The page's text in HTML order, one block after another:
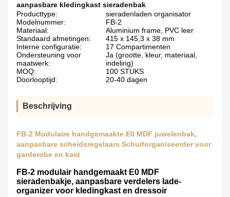
aanpasbare kledingkast sieradenbak
Producttype:
sieradenladen organisator
Modelnummer:
FB-2
Materiaal:
Aluminium frame, PVC leer
Standaard afmetingen:
415 x 145,3 x 38 mm
Interne configuratie:
17 Compartimenten
Ondersteuning voor
maatwerk:
Ja (grootte, kleur, materiaal,
indeling)
MOQ:
100 STUKS
Doorlooptijd:
20-40 dagen
Beschrijving
FB-2 Modulaire handgemaakte E0 MDF juwelenbak,
aanpasbare scheidsregelaars Schuiforganiseerder voor
garderobe en kast
FB-2 modulair handgemaakt E0 MDF
sieradenbakje, aanpasbare verdelers lade-
organizer voor kledingkast en dressoir